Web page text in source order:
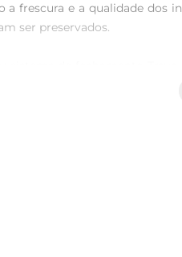
frescura e a qualidade dos
ser preservados.
de travamento é
seja para levar na